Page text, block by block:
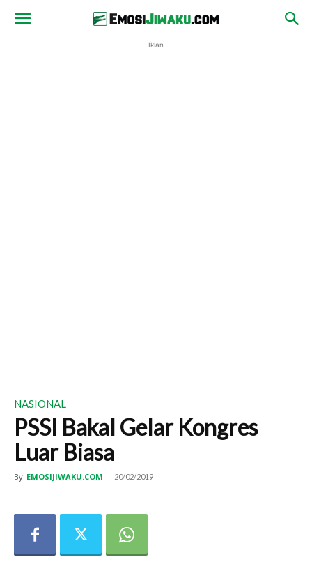
Iklan
NASIONAL
PSSI Bakal Gelar Kongres
Luar Biasa
By EMOSIJIWAKU.COM - 20/02/2019